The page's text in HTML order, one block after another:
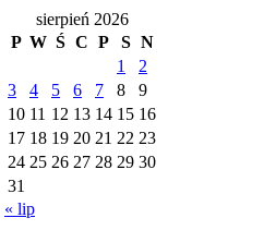
sierpień 2026
P W Ś C P S N
1
2
3
4 5 6 7 8
9
10 11 12 13 14 15 16
17 18 19 20 21 22 23
24 25 26 27 28 29 30
31
« lip